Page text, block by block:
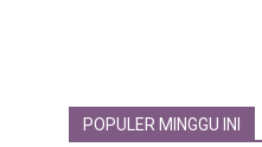
POPULER MINGGU INI